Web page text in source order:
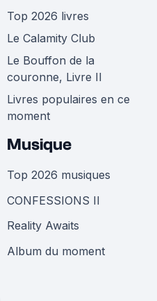
Top 2026 livres
Le Calamity Club
Le Bouffon de la
couronne, Livre II
Livres populaires en ce
moment
Musique
Top 2026 musiques
CONFESSIONS II
Reality Awaits
Album du moment